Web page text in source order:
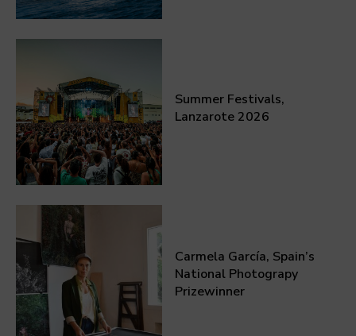
Summer Festivals,
Lanzarote 2026
Carmela García, Spain’s
National Photograpy
Prizewinner